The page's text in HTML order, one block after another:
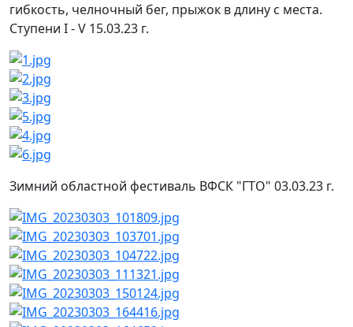
гибкость, челночный бег, прыжок в длину с места.
Ступени I - V 15.03.23 г.
Зимний областной фестиваль ВФСК "ГТО" 03.03.23 г.